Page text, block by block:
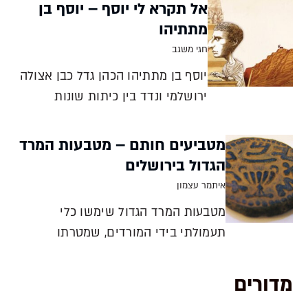
לרפרטואר האירופי נוספו השפעות
תורכיות, ערביות ודרוזיות, וכך
יעקב מזור צפת, בירת הג
אל תקרא לי יוסף – יוסף בן
מתתיהו
חגי משגב
יוסף בן מתתיהו הכהן גדל כבן אצולה
ירושלמי ונדד בין כיתות שונות
הוטלו עליו שליחויות ותפקידים
שונים מטעם ההנהגה בירושלים.
עריקתו לצד הרומאי עם תום כיבוש
שיוצר היסטוריה למי שמתעד א
מטביעים חותם – מטבעות המרד
הגדול בירושלים
איתמר עצמון
מטבעות המרד הגדול שימשו כלי
תעמולתי בידי המורדים, שמטרתו
מדורים